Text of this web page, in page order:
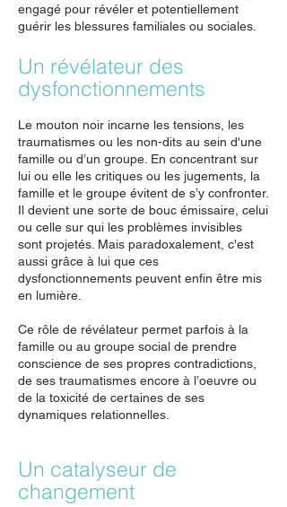
engagé pour révéler et potentiellement
guérir les blessures familiales ou sociales.
Un révélateur des
dysfonctionnements
Le mouton noir incarne les tensions, les
traumatismes ou les non-dits au sein d'une
famille ou d’un groupe. En concentrant sur
lui ou elle les critiques ou les jugements, la
famille et le groupe évitent de s’y confronter.
Il devient une sorte de bouc émissaire, celui
ou celle sur qui les problèmes invisibles
sont projetés. Mais paradoxalement, c'est
aussi grâce à lui que ces
dysfonctionnements peuvent enfin être mis
en lumière.
Ce rôle de révélateur permet parfois à la
famille ou au groupe social de prendre
conscience de ses propres contradictions,
de ses traumatismes encore à l’oeuvre ou
de la toxicité de certaines de ses
dynamiques relationnelles.
Un catalyseur de
changement